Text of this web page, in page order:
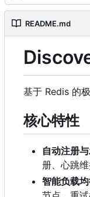
README.md
基于 Redis 的
核心特性
自动注册
册、心跳维
智能负载